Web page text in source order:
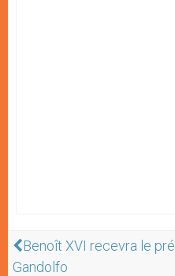
Benoît XVI recevra le
Gandolfo